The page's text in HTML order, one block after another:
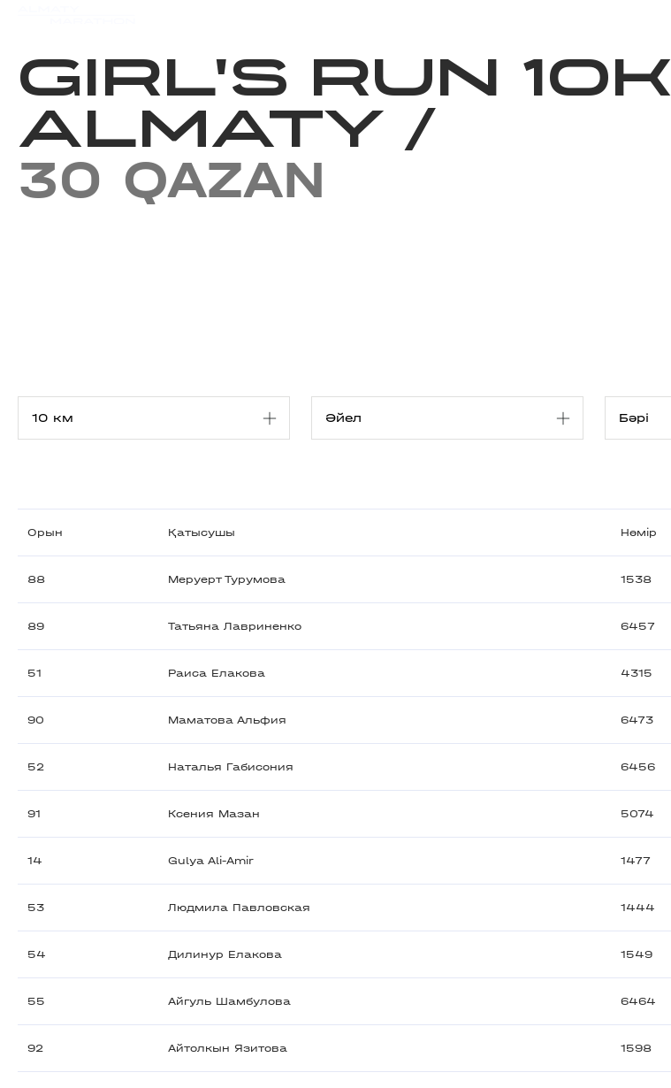
GIRL'S RUN 10K
ALMATY /
30 QAZAN
Орын Қатысушы Нөмір
88 Меруерт Турумова 1538
89 Татьяна Лавриненко 6457
51 Раиса Елакова 4315
90 Маматова Альфия 6473
52 Наталья Габисония 6456
91 Ксения Мазан 5074
14 Gulya Ali-Amir 1477
53 Людмила Павловская 1444
54 Дилинур Елакова 1549
55 Айгуль Шамбулова 6464
92 Айтолкын Язитова 1598